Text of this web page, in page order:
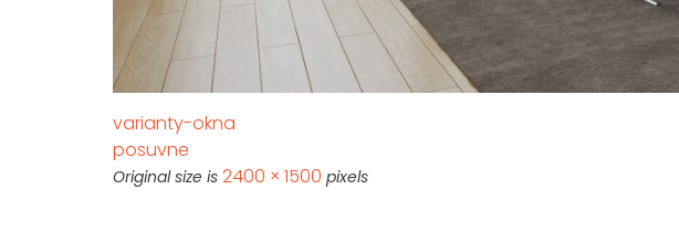
varianty-okna
posuvne
Original size is 2400 × 1500 pixels